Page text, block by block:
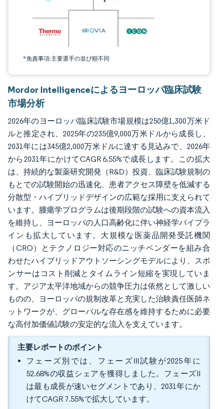
*免責事項:主要選手の並び順不同
Mordor Intelligenceによるヨーロッパ臨床試験
市場分析
2026年のヨーロッパ臨床試験市場規模は250億1,300万米ド
ルと推定され、2025年の235億9,000万米ドルから成長し、
2031年には345億2,000万米ドルに達する見込みで、2026年
から2031年にかけてCAGR 6.55%で成長します。この拡大
は、持続的な製薬研究開発（R&D）投資、臨床試験規制の
もとでの試験開始の迅速化、患者アクセス障壁を低減する
分散型・ハイブリッドデザインの広範な採用に支えられて
います。腫瘍学プログラムは後期段階の試験への資本流入
を維持し、ヨーロッパの人口高齢化に伴い神経学パイプラ
インも拡大しています。大規模な医薬品開発受託機関
（CRO）とテクノロジー対応のニッチベンダーを組み合
わせたハイブリッドアウトソーシングモデルにより、スポ
ンサーはコスト削減とタイムライン短縮を実現していま
す。アジア太平洋地域からの競争圧力は依然として激しい
ものの、ヨーロッパの規制改革と充実した治験責任医師ネ
ットワークが、グローバルな存在感を維持するために必要
な高付加価値試験の安定的な流入を支えています。
主要レポートのポイント
フェーズ別では、フェーズIII試験が2025年に
52.68%の収益シェアを獲得しました。フェーズII
は最も成長が速いセグメントであり、2031年にか
けてCAGR 7.55%で拡大しています。